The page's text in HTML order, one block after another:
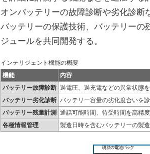
オンバッテリーの故障診断や劣化診
バッテリーの保護技術、バッテリーの
ジュールを共同開発する。
インテリジェント機能の概要
機能
内容
バッテリー故障診断 過電圧、過充電などの異常状態
バッテリー劣化診断 バッテリー容量の劣化度合いを
バッテリー残量計測
通話可能時間、待受時間を高精
各種情報管理
製造日時を含むバッテリーの製